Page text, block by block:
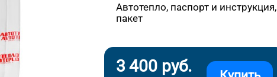
Автотепло, паспорт и инструкция,
пакет
3 400 руб.